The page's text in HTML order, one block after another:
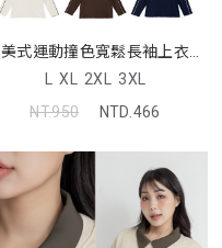
美式運動撞色寬鬆長袖上衣
(unisex)
L XL 2XL 3XL
NT.950
NTD.466